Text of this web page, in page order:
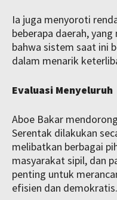
Ia juga menyoroti
beberapa daerah,
bahwa sistem saat ini
dalam menarik
Evaluasi Menyeluruh
Aboe Bakar
Serentak dilakukan
melibatkan berbagai
masyarakat sipil, dan
penting untuk
efisien dan demokratis.